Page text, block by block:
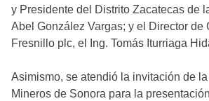
y Presidente del Distrito Zacatecas de
Abel González Vargas; y el Director de
Fresnillo plc, el Ing. Tomás Iturriaga
Asimismo, se atendió la invitación de
Mineros de Sonora para la